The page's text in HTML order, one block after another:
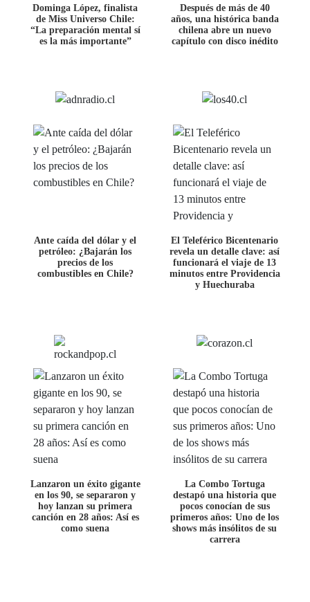
Dominga López, finalista
de Miss Universo Chile:
“La preparación mental sí
es la más importante”
Después de más de 40
años, una histórica banda
chilena abre un nuevo
capítulo con disco inédito
Ante caída del dólar y el
petróleo: ¿Bajarán los
precios de los
combustibles en Chile?
El Teleférico Bicentenario
revela un detalle clave: así
funcionará el viaje de 13
minutos entre Providencia
y Huechuraba
Lanzaron un éxito gigante
en los 90, se separaron y
hoy lanzan su primera
canción en 28 años: Así es
como suena
La Combo Tortuga
destapó una historia que
pocos conocían de sus
primeros años: Uno de los
shows más insólitos de su
carrera